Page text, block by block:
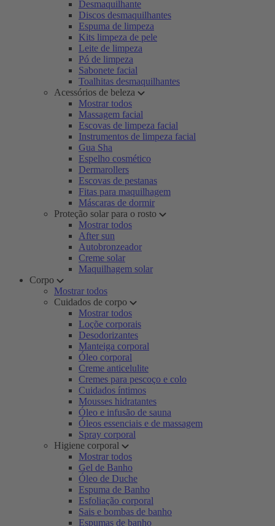
Desmaquilhante
Discos desmaquilhantes
Espuma de limpeza
Kits limpeza de pele
Leite de limpeza
Pó de limpeza
Sabonete facial
Toalhitas desmaquilhantes
Acessórios de beleza
Mostrar todos
Massagem facial
Escovas de limpeza facial
Instrumentos de limpeza facial
Gua Sha
Espelho cosmético
Dermarollers
Escovas de pestanas
Fitas para maquilhagem
Máscaras de dormir
Proteção solar para o rosto
Mostrar todos
After sun
Autobronzeador
Creme solar
Maquilhagem solar
Corpo
Mostrar todos
Cuidados de corpo
Mostrar todos
Loçõe corporais
Desodorizantes
Manteiga corporal
Óleo corporal
Creme anticelulite
Cremes para pescoço e colo
Cuidados íntimos
Mousses hidratantes
Óleo e infusão de sauna
Óleos essenciais e de massagem
Spray corporal
Higiene corporal
Mostrar todos
Gel de Banho
Óleo de Duche
Espuma de Banho
Esfoliação corporal
Sais e bombas de banho
Espumas de banho